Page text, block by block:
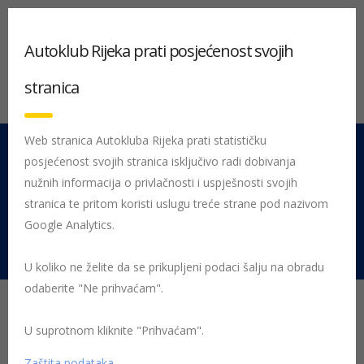
051 212 442 Centrala
Pon - Pet 08:00 - 16:00
Rujevica 9/1, 51000 Rijeka
Dejan Kopajtić ukupni
pobjednik prvog
Autoklub Rijeka prati posjećenost svojih
stranica
Web stranica Autokluba Rijeka prati statističku
posjećenost svojih stranica isključivo radi dobivanja
nužnih informacija o privlačnosti i uspješnosti svojih
stranica te pritom koristi uslugu treće strane pod nazivom
Google Analytics.
U koliko ne želite da se prikupljeni podaci šalju na obradu
odaberite "Ne prihvaćam".
U suprotnom kliknite "Prihvaćam".